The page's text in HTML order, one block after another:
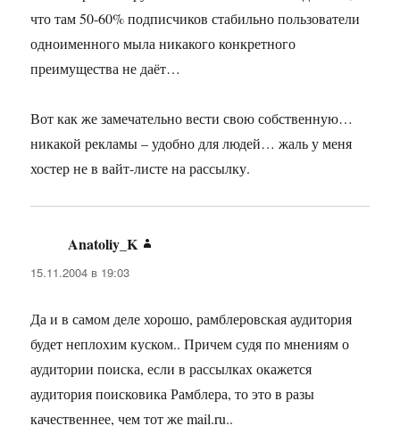
что там 50-60% подписчиков стабильно пользователи
одноименного мыла никакого конкретного
преимущества не даёт…
Вот как же замечательно вести свою собственную…
никакой рекламы – удобно для людей… жаль у меня
хостер не в вайт-листе на рассылку.
Anatoliy_K
15.11.2004 в 19:03
Да и в самом деле хорошо, рамблеровская аудитория
будет неплохим куском.. Причем судя по мнениям о
аудитории поиска, если в рассылках окажется
аудитория поисковика Рамблера, то это в разы
качественнее, чем тот же mail.ru..